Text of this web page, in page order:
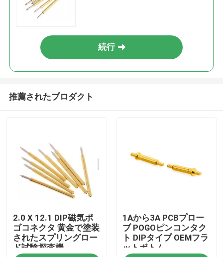
続行
推薦されたプロダクト
2.0 X 12.1 DIP磁気ポ
ゴコネクタ 黄金で塗装
されたスプリングロー
ド試験探査機
1Aから3A PCBプロー
ブ POGOピンコンタク
ト DIPタイプ OEMフラ
ットボトム